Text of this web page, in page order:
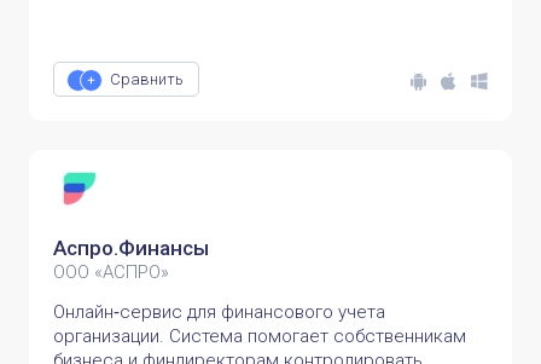
Сравнить
Аспро.Финансы
ООО «АСПРО»
Онлайн‑сервис для финансового учета
организации. Система помогает собственникам